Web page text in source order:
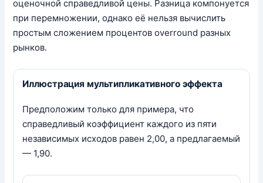
оценочной справедливой цены. Разница компонуется
при перемножении, однако её нельзя вычислить
простым сложением процентов overround разных
рынков.
Иллюстрация мультипликативного эффекта
Предположим только для примера, что
справедливый коэффициент каждого из пяти
независимых исходов равен 2,00, а предлагаемый
— 1,90.